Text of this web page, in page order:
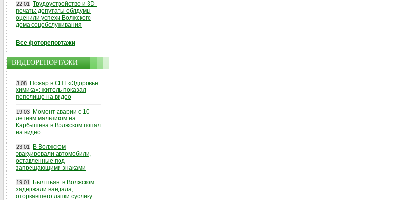
22.01
Трудоустройство и 3D-
печать: депутаты облдумы
оценили успехи Волжского
дома соцобслуживания
Все фоторепортажи
ВИДЕОРЕПОРТАЖИ
3.08
Пожар в СНТ «Здоровье
химика»: житель показал
пепелище на видео
19.03
Момент аварии с 10-
летним мальчиком на
Карбышева в Волжском попал
на видео
23.01
В Волжском
эвакуировали автомобили,
оставленные под
запрещающими знаками
19.01
Был пьян: в Волжском
задержали вандала,
оторвавшего лапки суслику